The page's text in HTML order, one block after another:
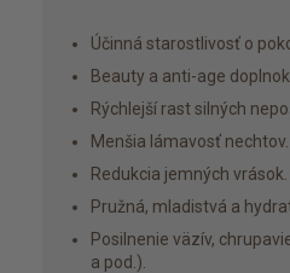
Účinná starostlivosť o
Beauty a anti-age doplnok.
Rýchlejší rast silných
Menšia lámavosť nechtov.
Redukcia jemných vrások.
Pružná, mladistvá a
Posilnenie väzív,
a pod.).